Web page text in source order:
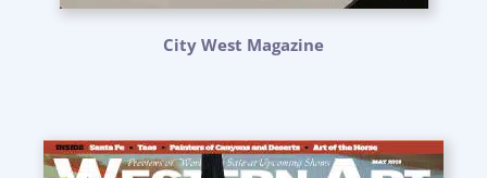
City West Magazine